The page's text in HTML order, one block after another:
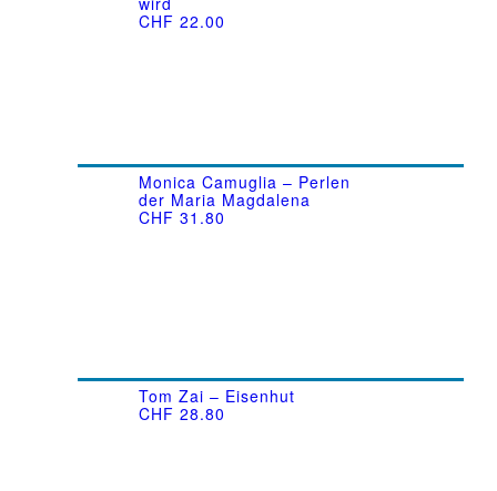
CHF 22.00
Monica Camuglia – Perlen
der Maria Magdalena
CHF 31.80
Tom Zai – Eisenhut
CHF 28.80